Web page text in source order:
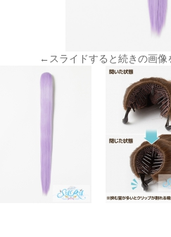
←スライドすると続きの画